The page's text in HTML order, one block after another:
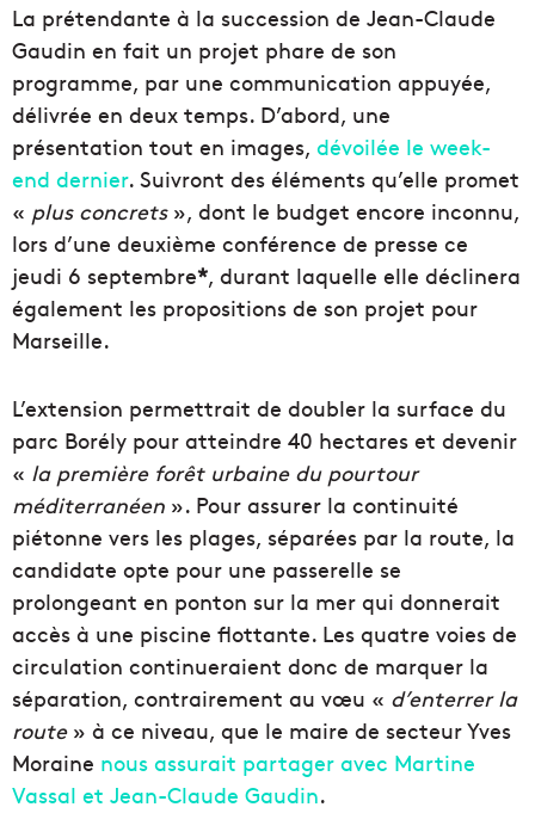
La prétendante à la succession de Jean-Claude
Gaudin en fait un projet phare de son
programme, par une communication appuyée,
délivrée en deux temps. D’abord, une
présentation tout en images, dévoilée le week-
end dernier. Suivront des éléments qu’elle promet
« plus concrets», dont le budget encore inconnu,
lors d’une deuxième conférence de presse ce
jeudi 6 septembre*, durant laquelle elle déclinera
également les propositions de son projet pour
Marseille.
L’extension permettrait de doubler la surface du
parc Borély pour atteindre 40 hectares et devenir
« la première forêt urbaine du pourtour
méditerranéen ». Pour assurer la continuité
piétonne vers les plages, séparées par la route, la
candidate opte pour une passerelle se
prolongeant en ponton sur la mer qui donnerait
accès à une piscine flottante. Les quatre voies de
circulation continueraient donc de marquer la
séparation, contrairement au vœu « d’enterrer la
route» à ce niveau, que le maire de secteur Yves
Moraine nous assurait partager avec Martine
Vassal et Jean-Claude Gaudin.